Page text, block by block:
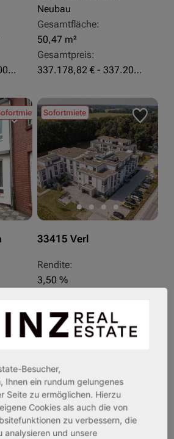
210.120,00 € - 273.003,24 €
Neubau
Gesamtfläche:
50,47 m²
Gesamtpreis:
337.178,82 € - 337.207,06 €
233.556,67 € - 349.016,67 €
Sofortmiete
33415 Verl
Rendite:
3,50 %
Pflegeapartment
Objekteigenschaft:
Bestandsobjekt
50,95 m² - 56,21 m²
Gesamtpreis:
Besucher,
Ihnen ein rundum gelungenes
Seite zu ermöglichen. Hierzu
Cookies als auch die von
zu verbessern, die
analysieren und unsere